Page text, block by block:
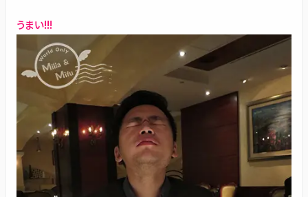
うまい!!!